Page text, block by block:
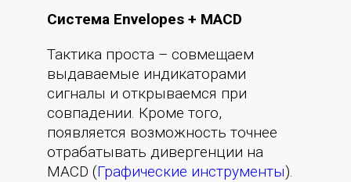
Система Envelopes + MACD
Тактика проста – совмещаем
выдаваемые индикаторами
сигналы и открываемся при
совпадении. Кроме того,
появляется возможность точнее
отрабатывать дивергенции на
MACD (Графические инструменты).